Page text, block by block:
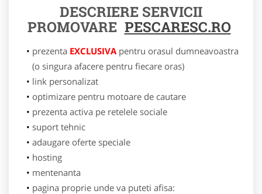
DESCRIERE SERVICII
PROMOVARE PESCARESC.RO
prezenta EXCLUSIVApentru orasul dumneavoastra
(o singura afacere pentru fiecare oras)
link personalizat
optimizare pentru motoare de cautare
prezenta activa pe retelele sociale
suport tehnic
adaugare oferte speciale
hosting
mentenanta
pagina proprie unde va puteti afisa: